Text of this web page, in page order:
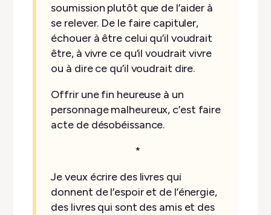
soumission plutôt que de l’aider à
se relever. De le faire capituler,
échouer à être celui qu’il voudrait
être, à vivre ce qu’il voudrait vivre
ou à dire ce qu’il voudrait dire.
Offrir une fin heureuse à un
personnage malheureux, c’est faire
acte de désobéissance.
*
Je veux écrire des livres qui
donnent de l’espoir et de l’énergie,
des livres qui sont des amis et des